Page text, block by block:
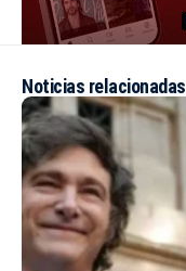
Noticias relacionadas